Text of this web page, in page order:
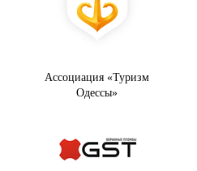
Ассоциация «Туризм
Одессы»